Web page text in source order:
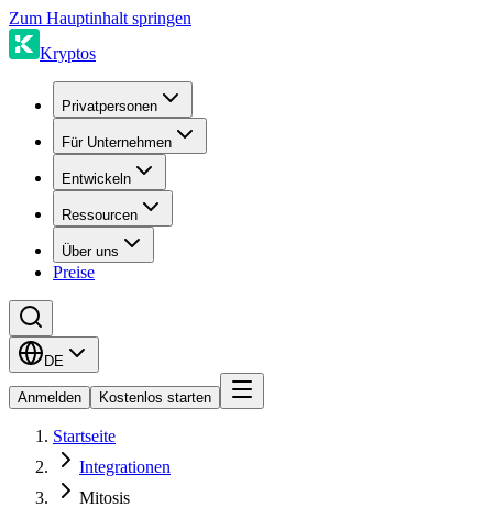
Zum Hauptinhalt springen
Kryptos
Privatpersonen
Für Unternehmen
Entwickeln
Ressourcen
Über uns
Preise
DE
Anmelden Kostenlos starten
Startseite
Integrationen
Mitosis